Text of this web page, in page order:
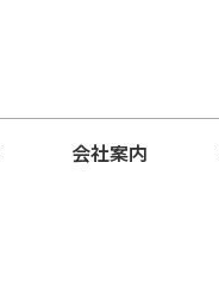
会社案内